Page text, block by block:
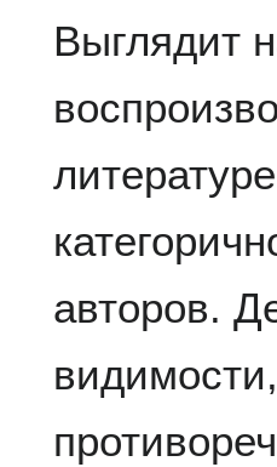
Выглядит
авторов.